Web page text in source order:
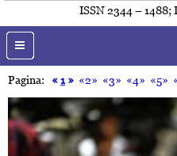
ISSN 2344 – 1488;
Pagina: «1» «2» «3» «4» «5»